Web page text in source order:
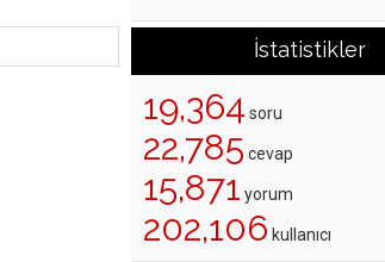
İstatistikler
19,364 soru
22,785 cevap
15,871 yorum
202,106 kullanıcı